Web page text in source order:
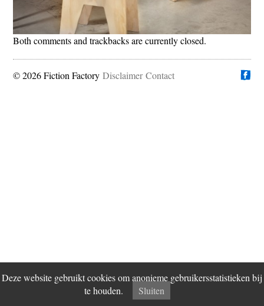
Deze website gebruikt cookies om anonieme gebruikersstatistieken bij
te houden.
Sluiten
Both comments and trackbacks are currently closed.
© 2026 Fiction Factory Disclaimer Contact
Vind ons op